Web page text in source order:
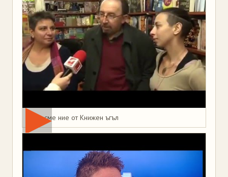
Това сме ние от Книжен ъгъл